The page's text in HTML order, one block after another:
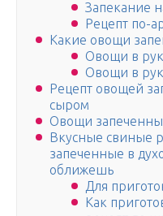
Запекание
Рецепт по-
Какие овощи
Овощи в
Овощи в
Рецепт овощей
сыром
Овощи
Вкусные свиные
запеченные в
оближешь
Для
Как